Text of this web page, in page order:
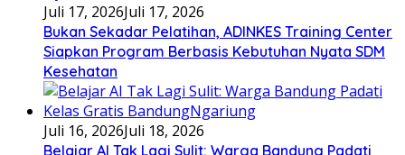
Juli 17, 2026Juli 17, 2026
Bukan Sekadar Pelatihan, ADINKES Training Center
Siapkan Program Berbasis Kebutuhan Nyata SDM
Kesehatan
Juli 16, 2026Juli 18, 2026
Belajar AI Tak Lagi Sulit: Warga Bandung Padati